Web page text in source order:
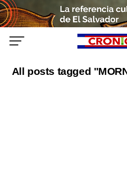
All posts tagged